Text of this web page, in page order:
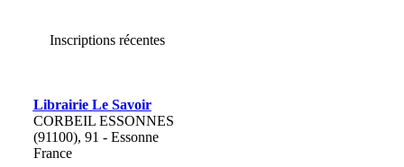
Inscriptions récentes
Librairie Le Savoir
CORBEIL ESSONNES
(91100), 91 - Essonne
France